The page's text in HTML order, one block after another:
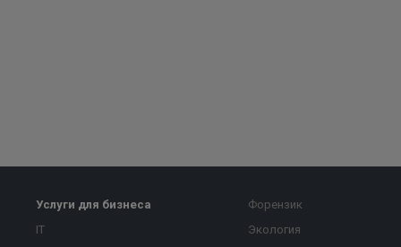
Услуги для бизнеса
IT
Форензик
Экология